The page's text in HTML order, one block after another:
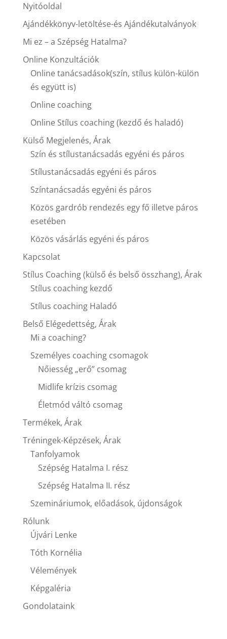
Nyitóoldal
Ajándékkönyv-letöltése-és Ajándékutalványok
Mi ez – a Szépség Hatalma?
Online Konzultációk
Online tanácsadások(szín, stílus külön-külön
és együtt is)
Online coaching
Online Stílus coaching (kezdő és haladó)
Külső Megjelenés, Árak
Szín és stílustanácsadás egyéni és páros
Stílustanácsadás egyéni és páros
Színtanácsadás egyéni és páros
Közös gardrób rendezés egy fő illetve páros
esetében
Közös vásárlás egyéni és páros
Kapcsolat
Stílus Coaching (külső és belső összhang), Árak
Stílus coaching kezdő
Stílus coaching Haladó
Belső Elégedettség, Árak
Mi a coaching?
Személyes coaching csomagok
Nőiesség „erő” csomag
Midlife krízis csomag
Életmód váltó csomag
Termékek, Árak
Tréningek-Képzések, Árak
Tanfolyamok
Szépség Hatalma I. rész
Szépség Hatalma II. rész
Szemináriumok, előadások, újdonságok
Rólunk
Újvári Lenke
Tóth Kornélia
Vélemények
Képgaléria
Gondolataink